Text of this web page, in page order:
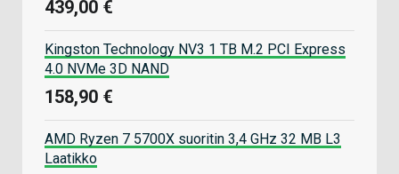
439,00 €
Kingston Technology NV3 1 TB M.2 PCI Express
4.0 NVMe 3D NAND
158,90 €
AMD Ryzen 7 5700X suoritin 3,4 GHz 32 MB L3
Laatikko